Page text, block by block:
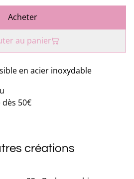
Acheter
au panier
en acier inoxydable
50€
créations